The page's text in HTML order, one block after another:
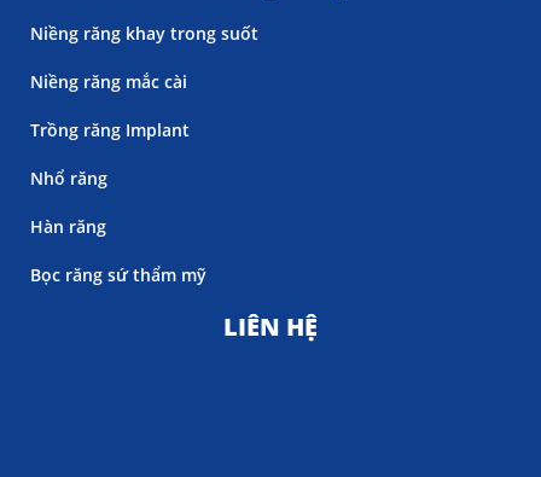
Niềng răng khay trong suốt
Niềng răng mắc cài
Trồng răng Implant
Nhổ răng
Hàn răng
Bọc răng sứ thẩm mỹ
LIÊN HỆ